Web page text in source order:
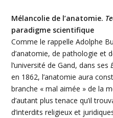
Mélancolie de l’anatomie.
paradigme scientifique
Comme le rappelle Adolphe
d’anatomie, de pathologie et
l’université de Gand, dans ses
en 1862, l’anatomie aura
branche « mal aimée » de la
d’autant plus tenace qu’il
d’interdits religieux et